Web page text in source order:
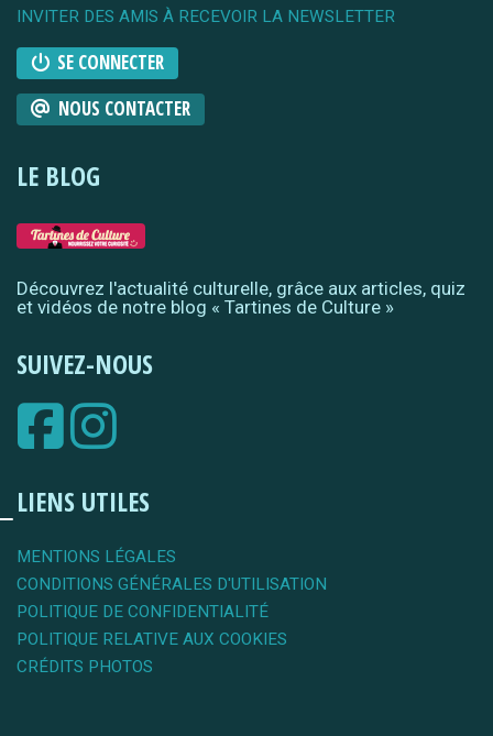
INVITER DES AMIS À RECEVOIR LA NEWSLETTER
SE CONNECTER
NOUS CONTACTER
LE BLOG
Découvrez l'actualité culturelle, grâce aux articles, quiz
et vidéos de notre blog « Tartines de Culture »
SUIVEZ-NOUS
LIENS UTILES
MENTIONS LÉGALES
CONDITIONS GÉNÉRALES D'UTILISATION
POLITIQUE DE CONFIDENTIALITÉ
POLITIQUE RELATIVE AUX COOKIES
CRÉDITS PHOTOS